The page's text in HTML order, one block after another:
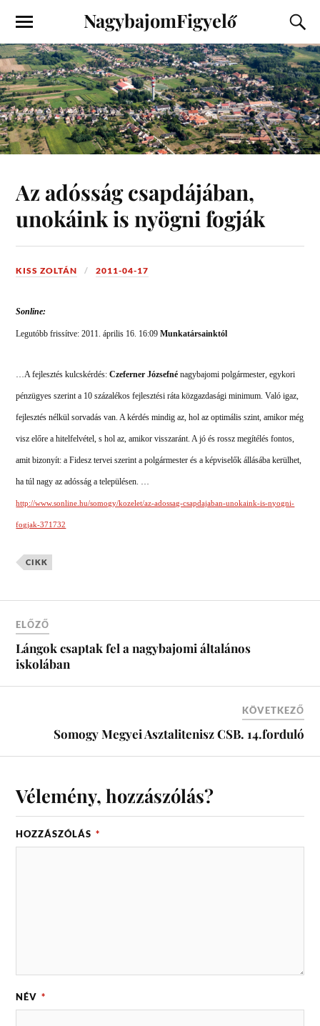
NagybajomFigyelő
Az adósság csapdájában,
unokáink is nyögni fogják
KISS ZOLTÁN 2011-04-17
Sonline:
Legutóbb frissítve: 2011. április 16. 16:09Munkatársainktól
…A fejlesztés kulcskérdés:Czeferner Józsefné nagybajomi polgármester, egykori
pénzügyes szerint a 10 százalékos fejlesztési ráta közgazdasági minimum. Való igaz,
fejlesztés nélkül sorvadás van. A kérdés mindig az, hol az optimális szint, amikor még
visz előre a hitelfelvétel, s hol az, amikor visszaránt. A jó és rossz megítélés fontos,
amit bizonyít: a Fidesz tervei szerint a polgármester és a képviselők állásába kerülhet,
ha túl nagy az adósság a településen. …
http://www.sonline.hu/somogy/kozelet/az-adossag-csapdajaban-unokaink-is-nyogni-
fogjak-371732
CIKK
ELŐZŐ
Lángok csaptak fel a nagybajomi általános
iskolában
KÖVETKEZŐ
Somogy Megyei Asztalitenisz CSB. 14.forduló
Vélemény, hozzászólás?
HOZZÁSZÓLÁS *
NÉV *